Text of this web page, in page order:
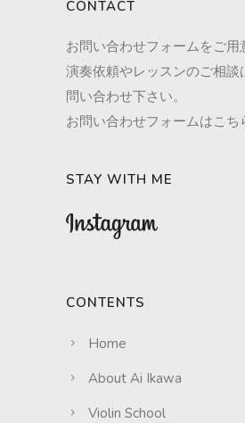
CONTACT
お問い合わせフォームをご用
演奏依頼やレッスンのご相談
問い合わせ下さい。
お問い合わせフォームはこち
STAY WITH ME
CONTENTS
Home
About Ai Ikawa
Violin School